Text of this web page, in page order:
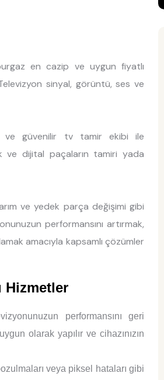
en cazip ve uygun fiyatlı
sinyal, görüntü, ses ve
ve güvenilir tv tamir ekibi ile
dijital paçaların tamiri yada
ve yedek parça değişimi gibi
performansını artırmak,
amacıyla kapsamlı çözümler
Hizmetler
performansını geri
olarak yapılır ve cihazınızın
veya piksel hataları gibi